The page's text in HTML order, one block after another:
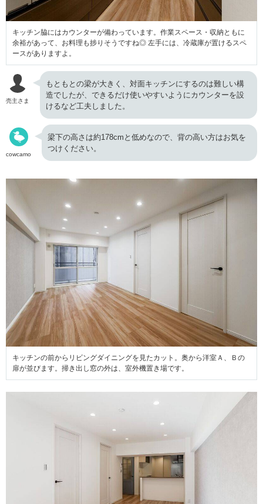
キッチン脇にはカウンターが備わっています。作業スペース・収納ともに
余裕があって、お料理も捗りそうですね◎ 左手には、冷蔵庫が置けるスペ
ースがありますよ。
売主さま
もともとの梁が大きく、対面キッチンにするのは難しい構
造でしたが、できるだけ使いやすいようにカウンターを設
けるなど工夫しました。
cowcamo
梁下の高さは約178cmと低めなので、背の高い方はお気を
つけください。
キッチンの前からリビングダイニングを見たカット。奥から洋室Ａ、Ｂの
扉が並びます。掃き出し窓の外は、室外機置き場です。